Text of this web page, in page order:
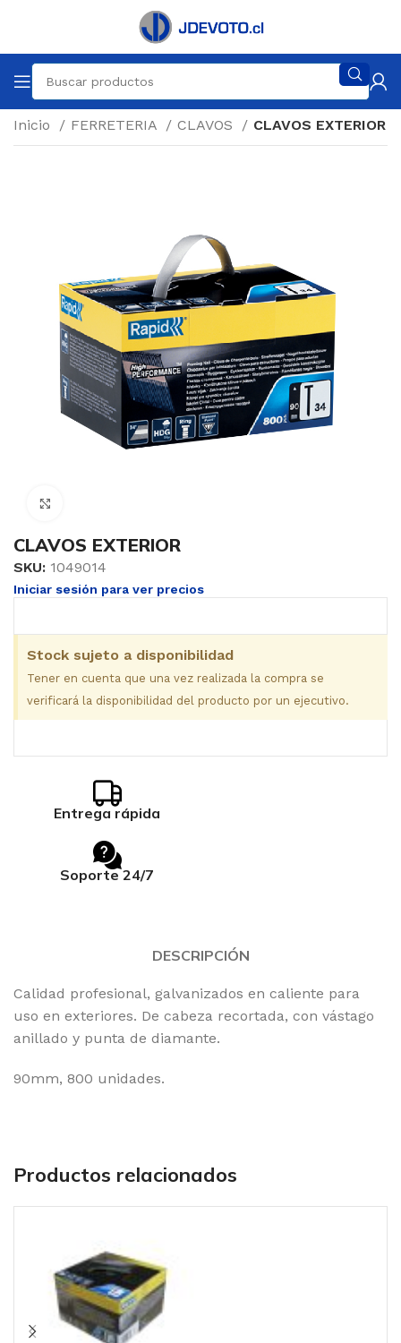
Inicio FERRETERIA CLAVOS CLAVOS EXTERIOR
CLAVOS EXTERIOR
SKU: 1049014
Iniciar sesión para ver precios
Stock sujeto a disponibilidad
Tener en cuenta que una vez realizada la compra se
verificará la disponibilidad del producto por un ejecutivo.
Entrega rápida
Soporte 24/7
DESCRIPCIÓN
Calidad profesional, galvanizados en caliente para
uso en exteriores. De cabeza recortada, con vástago
anillado y punta de diamante.
90mm, 800 unidades.
Productos relacionados